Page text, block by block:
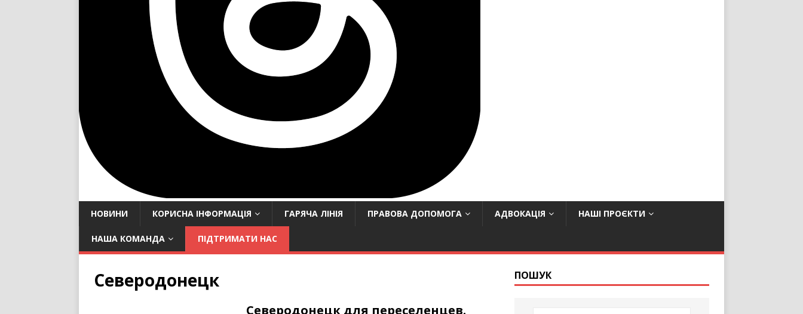
НОВИНИ КОРИСНА ІНФОРМАЦІЯ ГАРЯЧА ЛІНІЯ ПРАВОВА ДОПОМОГА АДВОКАЦІЯ НАШІ ПРОЄКТИ
НАША КОМАНДА ПІДТРИМАТИ НАС
Северодонецк
Северодонецк для переселенцев.
ПОШУК